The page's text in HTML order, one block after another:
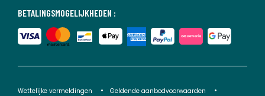
BETALINGSMOGELIJKHEDEN :
Wettelijke vermeldingen
Geldende aanbodvoorwaarden